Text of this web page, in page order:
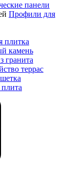
панели
Профили для
плитка
камень
гранита
террас